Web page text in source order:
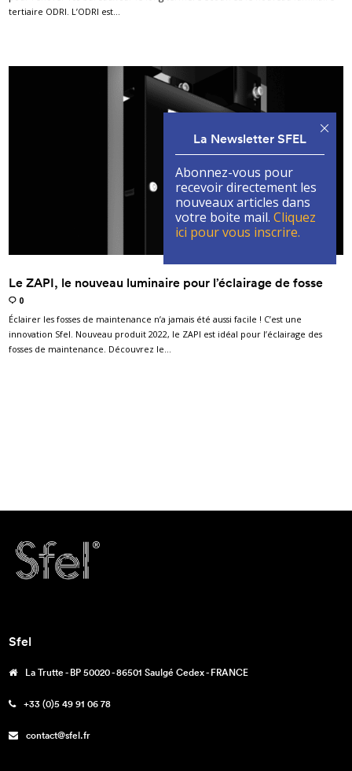
tertiaire ODRI. L’ODRI est…
Le ZAPI, le nouveau luminaire pour l’éclairage de fosse
0
Éclairer les fosses de maintenance n’a jamais été aussi facile ! C’est une
innovation Sfel. Nouveau produit 2022, le ZAPI est idéal pour l’éclairage des
fosses de maintenance. Découvrez le…
La Newsletter SFEL
Abonnez-vous pour
recevoir directement les
nouveaux articles dans
votre boite mail. Cliquez
ici pour vous inscrire.
Sfel
La Trutte - BP 50020 - 86501 Saulgé Cedex - FRANCE
+33 (0)5 49 91 06 78
contact@sfel.fr